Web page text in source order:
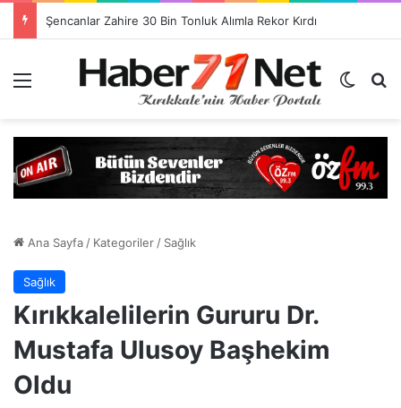
Dış
Ana Sayfa/ Kategoriler/ Sağlık
Sağlık
Kırıkkalelilerin Gururu Dr.
Mustafa Ulusoy Başhekim
Oldu